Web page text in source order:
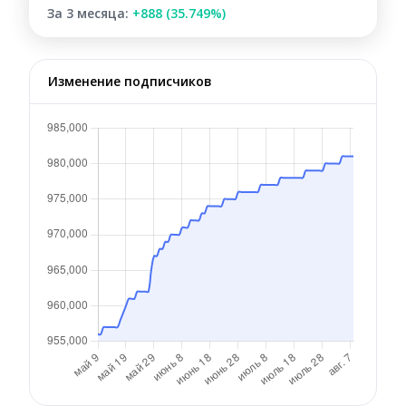
За 3 месяца: +888 (35.749%)
Изменение подписчиков